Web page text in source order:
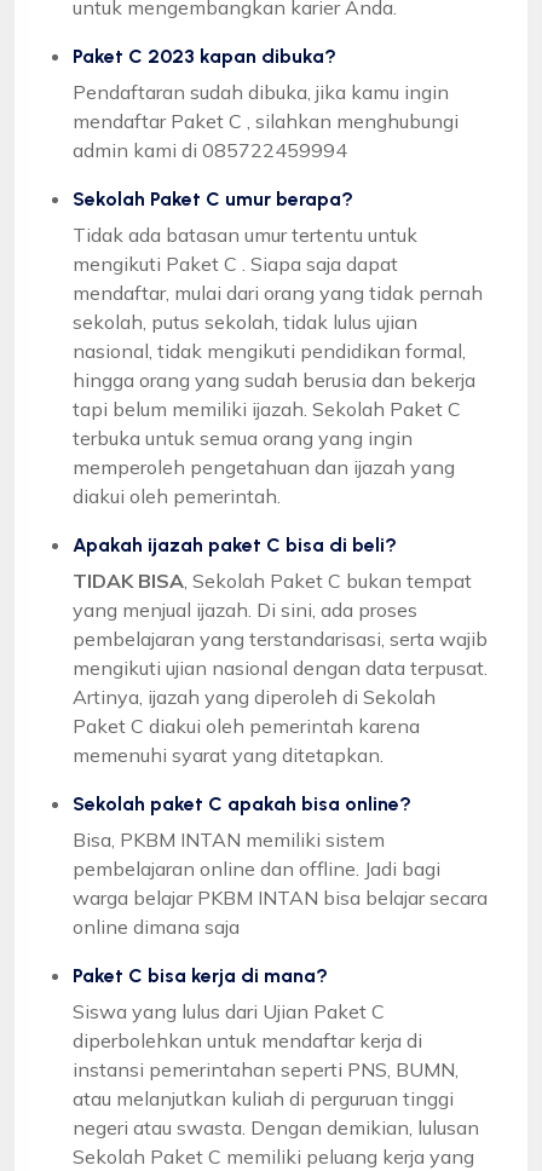
untuk mengembangkan karier Anda.
Paket C 2023 kapan dibuka?
Pendaftaran sudah dibuka, jika kamu ingin
mendaftar Paket C , silahkan menghubungi
admin kami di 085722459994
Sekolah Paket C umur berapa?
Tidak ada batasan umur tertentu untuk
mengikuti Paket C . Siapa saja dapat
mendaftar, mulai dari orang yang tidak pernah
sekolah, putus sekolah, tidak lulus ujian
nasional, tidak mengikuti pendidikan formal,
hingga orang yang sudah berusia dan bekerja
tapi belum memiliki ijazah. Sekolah Paket C
terbuka untuk semua orang yang ingin
memperoleh pengetahuan dan ijazah yang
diakui oleh pemerintah.
Apakah ijazah paket C bisa di beli?
TIDAK BISA , Sekolah Paket C bukan tempat
yang menjual ijazah. Di sini, ada proses
pembelajaran yang terstandarisasi, serta wajib
mengikuti ujian nasional dengan data terpusat.
Artinya, ijazah yang diperoleh di Sekolah
Paket C diakui oleh pemerintah karena
memenuhi syarat yang ditetapkan.
Sekolah paket C apakah bisa online?
Bisa, PKBM INTAN memiliki sistem
pembelajaran online dan offline. Jadi bagi
warga belajar PKBM INTAN bisa belajar secara
online dimana saja
Paket C bisa kerja di mana?
Siswa yang lulus dari Ujian Paket C
diperbolehkan untuk mendaftar kerja di
instansi pemerintahan seperti PNS, BUMN,
atau melanjutkan kuliah di perguruan tinggi
negeri atau swasta. Dengan demikian, lulusan
Sekolah Paket C memiliki peluang kerja yang